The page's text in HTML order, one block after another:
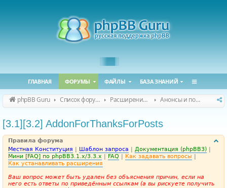
ГЛАВНАЯ ФОРУМЫ ФАЙЛЫ БАЗА ЗНАНИЙ
phpBB Guru Список форумов Расширения phpBB Анонсы и поддержка расширений для phpBB
[3.1][3.2] AddonForThanksForPosts
Правила форума
Местная Конституция | Шаблон запроса | Документация (phpBB3) |
Мини [FAQ] по phpBB3.1.x/3.3.x | FAQ | Как задавать вопросы |
Как устанавливать расширения
Ваш вопрос может быть удален без объяснения причин, если на
него есть ответы по приведённым ссылкам (а вы рискуете получить